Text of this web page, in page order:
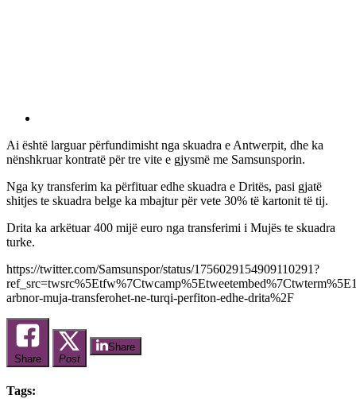
Ai është larguar përfundimisht nga skuadra e Antwerpit, dhe ka
nënshkruar kontratë për tre vite e gjysmë me Samsunsporin.
Nga ky transferim ka përfituar edhe skuadra e Dritës, pasi gjatë
shitjes te skuadra belge ka mbajtur për vete 30% të kartonit të tij.
Drita ka arkëtuar 400 mijë euro nga transferimi i Mujës te skuadra
turke.
https://twitter.com/Samsunspor/status/1756029154909110291?
arbnor-muja-transferohet-ne-turqi-perfiton-edhe-drita%2F
Share Post
Share
Tags: